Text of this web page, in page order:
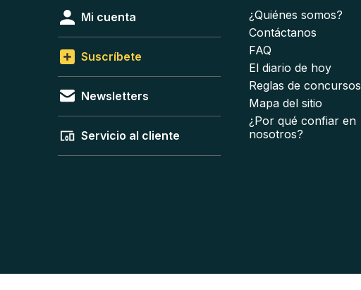
Mi cuenta
Suscríbete
Newsletters
Servicio al cliente
¿Quiénes somos?
Contáctanos
FAQ
El diario de hoy
Reglas de concursos
Mapa del sitio
¿Por qué confiar en
nosotros?